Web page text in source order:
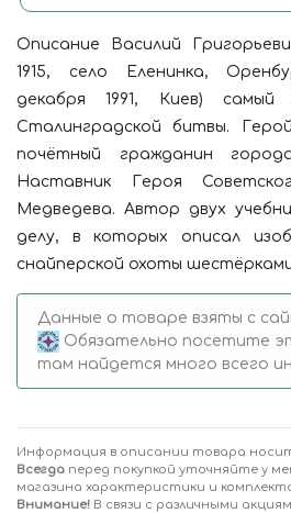
Описание Василий
1915, село Еленинка,
декабря 1991, Киев) самый
Сталинградской битвы.
почётный гражданин
Наставник Героя
Медведева. Автор двух
делу, в которых описал
снайперской охоты
Данные о товаре взяты с
Обязательно посетите
там найдется много всего
Информация в описании товара
Всегда перед покупкой уточняйте у
магазина характеристики и
Внимание! В связи с различными